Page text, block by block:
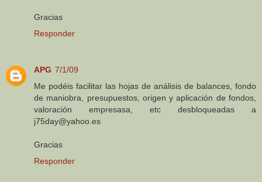
Gracias
Responder
APG 7/1/09
Me podéis facilitar las hojas de análisis de balances, fondo
de maniobra, presupuestos, origen y aplicación de fondos,
valoración empresasa, etc desbloqueadas a
j75day@yahoo.es
Gracias
Responder